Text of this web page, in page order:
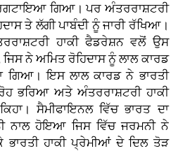
ਗਿਆ। ਪਰ ਅੰਤਰਰਾਸ਼ਟਰੀ
ਤੇ ਲੱਗੀ ਪਾਬੰਦੀ ਨੂੰ ਜਾਰੀ ਰੱਖਿਆ।
ਹਾਕੀ ਫੈਡਰੇਸ਼ਨ ਵਲੋਂ ਉਸ
ਨੇ ਅਮਿਤ ਰੋਹਿਦਾਸ ਨੂੰ ਲਾਲ ਕਾਰਡ
ਗਿਆ। ਇਸ ਲਾਲ ਕਾਰਡ ਨੇ ਭਾਰਤੀ
ਭਰਿਆ ਅਤੇ ਅੰਤਰਰਾਸ਼ਟਰੀ ਹਾਕੀ
ਸੈਮੀਫਾਇਨਲ ਵਿੱਚ ਭਾਰਤ ਦਾ
ਨਾਲ ਹੋਇਆ ਜਿਸ ਵਿੱਚ ਜਰਮਨੀ ਨੇ
ਭਾਰਤੀ ਹਾਕੀ ਪ੍ਰੇਮੀਆਂ ਦੇ ਦਿਲ ਤੋੜ